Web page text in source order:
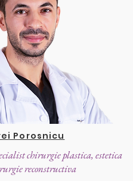
Porosnicu
chirurgie plastica, estetica
reconstructiva